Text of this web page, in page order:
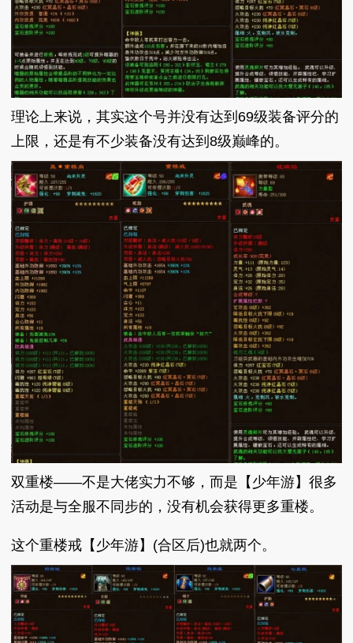
理论上来说，其实这个号并没有达到69级装备评分的
上限，还是有不少装备没有达到8级巅峰的。
双重楼——不是大佬实力不够，而是【少年游】很多
活动是与全服不同步的，没有机会获得更多重楼。
这个重楼戒【少年游】(合区后)也就两个。